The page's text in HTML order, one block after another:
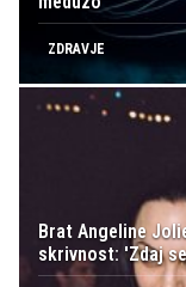
ZDRAVJE
Brat Angeline
skrivnost: 'Zdaj